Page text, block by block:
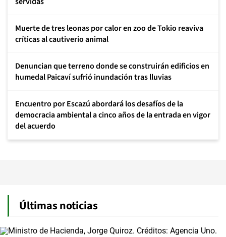
Muerte de tres leonas por calor en zoo de Tokio reaviva
críticas al cautiverio animal
Denuncian que terreno donde se construirán edificios en
humedal Paicaví sufrió inundación tras lluvias
Encuentro por Escazú abordará los desafíos de la
democracia ambiental a cinco años de la entrada en vigor
del acuerdo
Últimas noticias